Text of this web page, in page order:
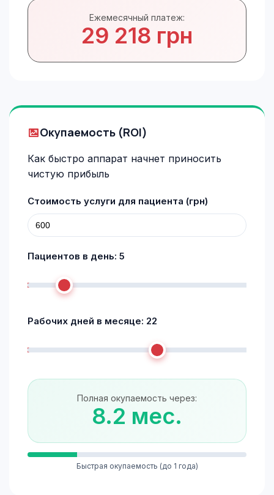
Ежемесячный платеж:
29 218 грн
Окупаемость (ROI)
Как быстро аппарат начнет приносить
чистую прибыль
Стоимость услуги для пациента (грн)
Пациентов в день: 5
Рабочих дней в месяце: 22
Полная окупаемость через:
8.2 мес.
Быстрая окупаемость (до 1 года)